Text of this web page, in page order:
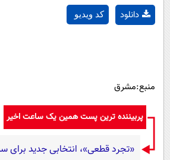
کد ویدیو دانلود
منبع:مشرق
پربیننده ترین پست همین یک ساعت اخیر
«تجرد قطعی»، انتخابی جدید برای